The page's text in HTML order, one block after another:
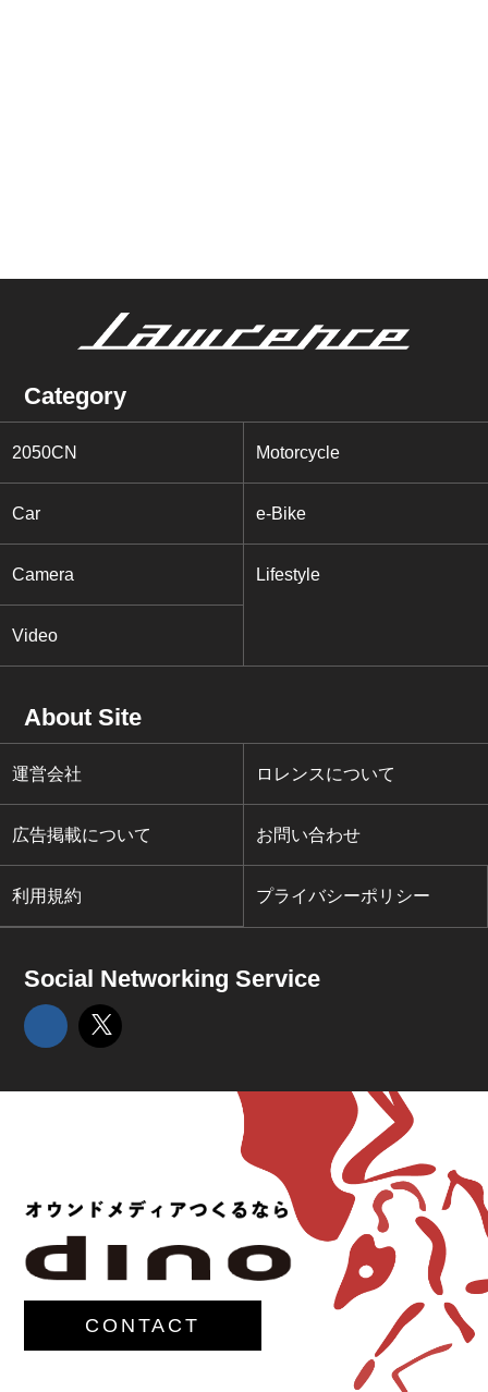
Category
2050CN Motorcycle
Car e-Bike
Camera Lifestyle
Video
About Site
運営会社 ロレンスについて
広告掲載について お問い合わせ
利用規約 プライバシーポリシー
Social Networking Service
CONTACT